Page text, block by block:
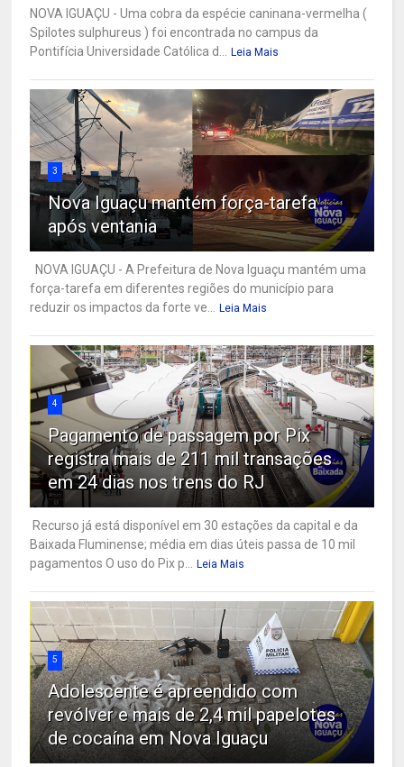
NOVA IGUAÇU - Uma cobra da espécie caninana-vermelha (
Spilotes sulphureus ) foi encontrada no campus da
Pontifícia Universidade Católica d... Leia Mais
3
Nova Iguaçu mantém força-tarefa
após ventania
NOVA IGUAÇU - A Prefeitura de Nova Iguaçu mantém uma
força-tarefa em diferentes regiões do município para
reduzir os impactos da forte ve... Leia Mais
4
Pagamento de passagem por Pix
registra mais de 211 mil transações
em 24 dias nos trens do RJ
Recurso já está disponível em 30 estações da capital e da
Baixada Fluminense; média em dias úteis passa de 10 mil
pagamentos O uso do Pix p... Leia Mais
5
Adolescente é apreendido com
revólver e mais de 2,4 mil papelotes
de cocaína em Nova Iguaçu